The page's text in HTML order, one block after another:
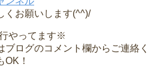
くお願いします(^^)/
やってます※
ブログのコメント欄からご連絡く
OK！